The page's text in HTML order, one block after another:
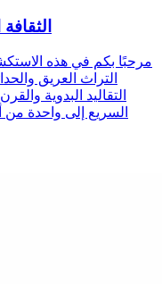
مرحبًا بكم في هذه
التراث العريق
التقاليد البدوية
السريع إلى واحدة من